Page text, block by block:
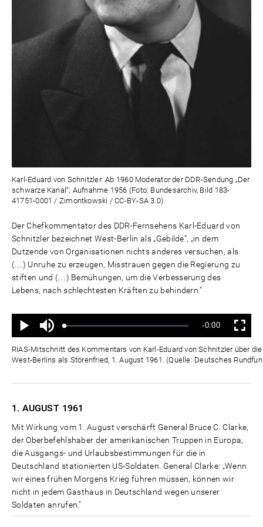
Karl-Eduard von Schnitzler: Ab 1960 Moderator der DDR-Sendung „Der
schwarze Kanal“; Aufnahme 1956 (Foto: Bundesarchiv, Bild 183-
41751-0001 / Zimontkowski / CC-BY-SA 3.0)
Der Chefkommentator des DDR-Fernsehens Karl-Eduard von
Schnitzler bezeichnet West-Berlin als „Gebilde“, „in dem
Dutzende von Organisationen nichts anderes versuchen, als
(…) Unruhe zu erzeugen, Misstrauen gegen die Regierung zu
stiften und (…) Bemühungen, um die Verbesserung des
Lebens, nach schlechtesten Kräften zu behindern.“
Wiedergabe
Ton
aus
Geladen:
Status:
Verbleibende
Zeit
-0:00 Vollbild
RIAS-Mitschnitt des Kommentars von Karl-Eduard von Schnitzler über
West-Berlins als Störenfried, 1. August 1961. (Quelle: Deutsches
1. AUGUST 1961
Mit Wirkung vom 1. August verschärft General Bruce C. Clarke,
der Oberbefehlshaber der amerikanischen Truppen in Europa,
die Ausgangs- und Urlaubsbestimmungen für die in
Deutschland stationierten US-Soldaten. General Clarke: „Wenn
wir eines frühen Morgens Krieg führen müssen, können wir
nicht in jedem Gasthaus in Deutschland wegen unserer
Soldaten anrufen."